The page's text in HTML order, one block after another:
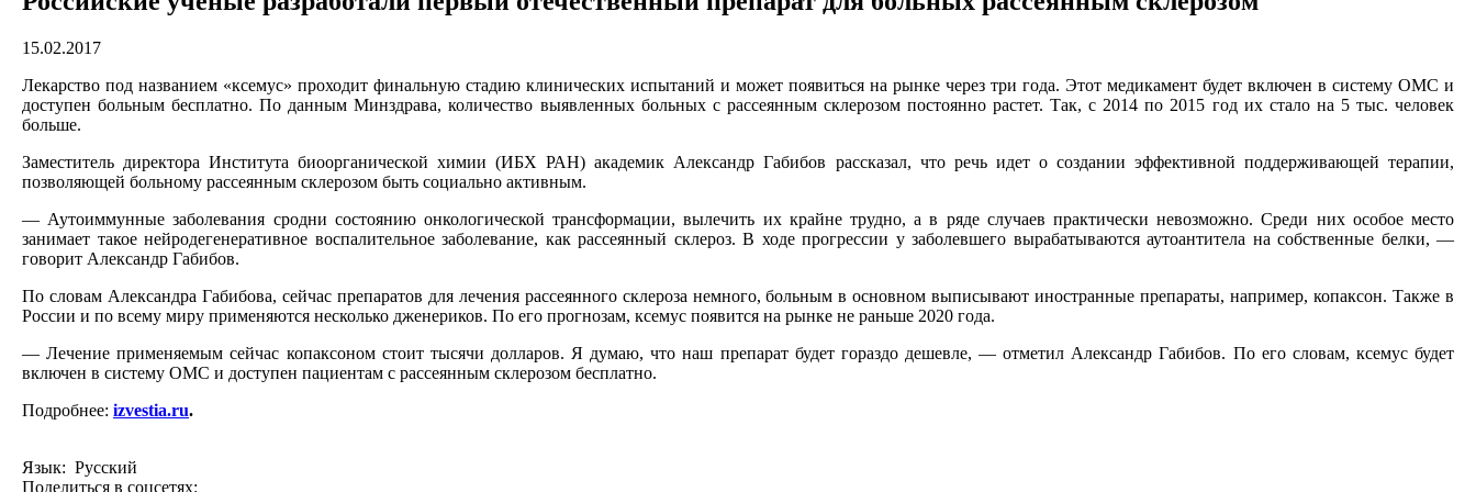
15.02.2017
Лекарство под названием «ксемус» проходит финальную стадию клинических испытаний и может появиться на рынке через три года. Этот медикамент будет включен в систему ОМС и
доступен больным бесплатно. По данным Минздрава, количество выявленных больных с рассеянным склерозом постоянно растет. Так, с 2014 по 2015 год их стало на 5 тыс. человек
больше.
Заместитель директора Института биоорганической химии (ИБХ РАН) академик Александр Габибов рассказал, что речь идет о создании эффективной поддерживающей терапии,
позволяющей больному рассеянным склерозом быть социально активным.
— Аутоиммунные заболевания сродни состоянию онкологической трансформации, вылечить их крайне трудно, а в ряде случаев практически невозможно. Среди них особое место
занимает такое нейродегенеративное воспалительное заболевание, как рассеянный склероз. В ходе прогрессии у заболевшего вырабатываются аутоантитела на собственные белки, —
говорит Александр Габибов.
По словам Александра Габибова, сейчас препаратов для лечения рассеянного склероза немного, больным в основном выписывают иностранные препараты, например, копаксон. Также в
России и по всему миру применяются несколько дженериков. По его прогнозам, ксемус появится на рынке не раньше 2020 года.
— Лечение применяемым сейчас копаксоном стоит тысячи долларов. Я думаю, что наш препарат будет гораздо дешевле, — отметил Александр Габибов. По его словам, ксемус будет
включен в систему ОМС и доступен пациентам с рассеянным склерозом бесплатно.
Подробнее: izvestia.ru.
Язык: Русский
Поделиться в соцсетях: